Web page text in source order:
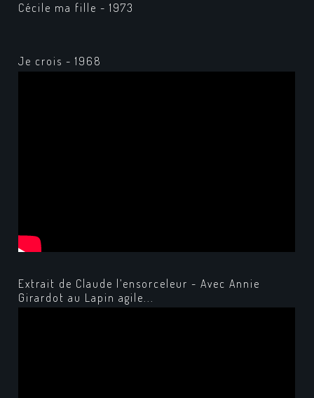
Cécile ma fille - 1973
Je crois - 1968
Extrait de Claude l’ensorceleur - Avec Annie
Girardot au Lapin agile...